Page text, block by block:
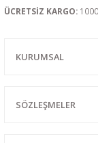
ÜCRETSİZ KARGO:
KURUMSAL
SÖZLEŞMELER